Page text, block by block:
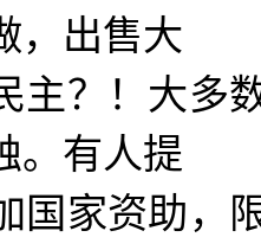
，出售大
主？！大多
。有人提
国家资助，